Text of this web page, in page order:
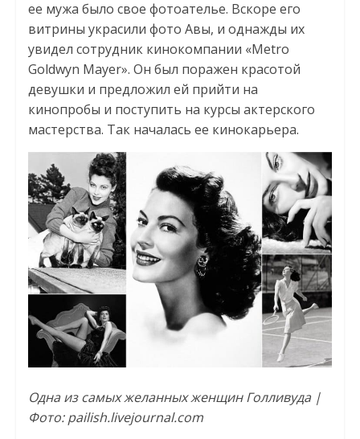
ее мужа было свое фотоателье. Вскоре его
витрины украсили фото Авы, и однажды их
увидел сотрудник кинокомпании «Metro
Goldwyn Mayer». Он был поражен красотой
девушки и предложил ей прийти на
кинопробы и поступить на курсы актерского
мастерства. Так началась ее кинокарьера.
Одна из самых желанных женщин Голливуда |
Фото: pailish.livejournal.com